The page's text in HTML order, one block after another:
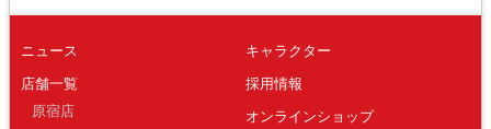
ニュース
店舗一覧
原宿店
キャラクター
採用情報
オンラインショップ